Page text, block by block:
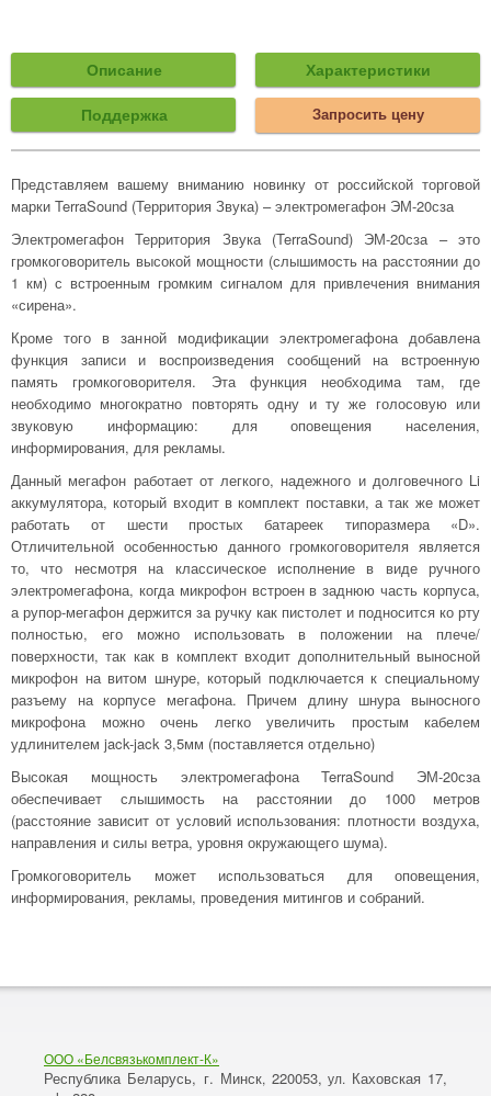
Описание Характеристики
Поддержка Запросить цену
Представляем вашему вниманию новинку от российской торговой
марки TerraSound (Территория Звука) – электромегафон ЭМ-20сза
Электромегафон Территория Звука (TerraSound) ЭМ-20сза – это
громкоговоритель высокой мощности (слышимость на расстоянии до
1 км) с встроенным громким сигналом для привлечения внимания
«сирена».
Кроме того в занной модификации электромегафона добавлена
функция записи и воспроизведения сообщений на встроенную
память громкоговорителя. Эта функция необходима там, где
необходимо многократно повторять одну и ту же голосовую или
звуковую информацию: для оповещения населения,
информирования, для рекламы.
Данный мегафон работает от легкого, надежного и долговечного Li
аккумулятора, который входит в комплект поставки, а так же может
работать от шести простых батареек типоразмера «D».
Отличительной особенностью данного громкоговорителя является
то, что несмотря на классическое исполнение в виде ручного
электромегафона, когда микрофон встроен в заднюю часть корпуса,
а рупор-мегафон держится за ручку как пистолет и подносится ко рту
полностью, его можно использовать в положении на плече/
поверхности, так как в комплект входит дополнительный выносной
микрофон на витом шнуре, который подключается к специальному
разъему на корпусе мегафона. Причем длину шнура выносного
микрофона можно очень легко увеличить простым кабелем
удлинителем jack-jack 3,5мм (поставляется отдельно)
Высокая мощность электромегафона TerraSound ЭМ-20сза
обеспечивает слышимость на расстоянии до 1000 метров
(расстояние зависит от условий использования: плотности воздуха,
направления и силы ветра, уровня окружающего шума).
Громкоговоритель может использоваться для оповещения,
информирования, рекламы, проведения митингов и собраний.
ООО «Белсвязькомплект-К»
Республика Беларусь, г. Минск, 220053, ул. Каховская 17,